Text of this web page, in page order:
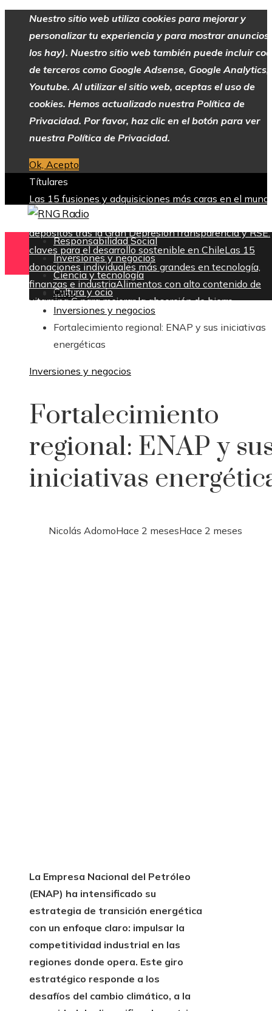
Nuestro sitio web utiliza cookies para mejorar y
personalizar tu experiencia y para mostrar anuncios
los hay). Nuestro sitio web también puede incluir
de terceros como Google Adsense, Google Analytics,
Youtube. Al utilizar el sitio web, aceptas el uso de
cookies. Hemos actualizado nuestra Política de
Privacidad. Por favor, haz clic en el botón para ver
nuestra Política de Privacidad.
Ok, Acepto
Títulares
Las 15 fusiones y adquisiciones más caras en el
empresarialLa creación del sistema federal de
depósitos tras la Gran DepresiónTransparencia y RSE:
claves para el desarrollo sostenible en ChileLas 15
donaciones individuales más grandes en tecnología,
finanzas e industriaAlimentos con alto contenido de
vitamina C para mejorar la absorción de hierro
sábado, agosto 8
Responsabilidad Social
Inversiones y negocios
Ciencia y tecnología
Cultura y ocio
Inicio
Inversiones y negocios
Fortalecimiento regional: ENAP y sus iniciativas
energéticas
Inversiones y negocios
Fortalecimiento
regional: ENAP y
iniciativas
Nicolás AdomoHace 2 mesesHace 2 meses
La Empresa Nacional del Petróleo
(ENAP) ha intensificado su
estrategia de transición energética
con un enfoque claro: impulsar la
competitividad industrial en las
regiones donde opera. Este giro
estratégico responde a los
desafíos del cambio climático, a la